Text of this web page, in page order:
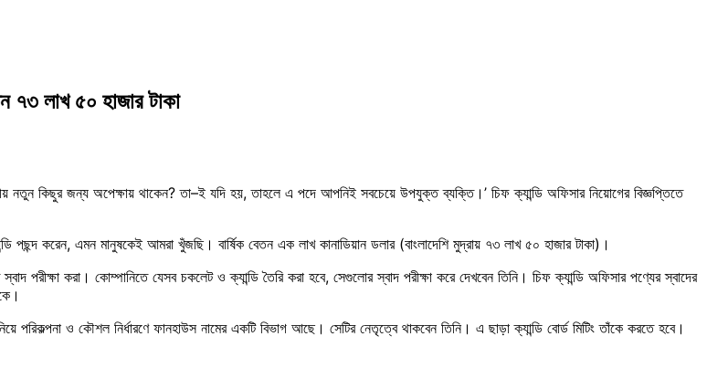
৭৩ লাখ ৫০ হাজার টাকা
নতুন কিছুর জন্য অপেক্ষায় থাকেন? তা–ই যদি হয়, তাহলে এ পদে আপনিই সবচেয়ে উপযুক্ত ব্যক্তি।’ চিফ ক্যান্ডি অফিসার নিয়োগের বিজ্ঞপ্তিতে
পছন্দ করেন, এমন মানুষকেই আমরা খুঁজছি। বার্ষিক বেতন এক লাখ কানাডিয়ান ডলার (বাংলাদেশি মুদ্রায় ৭৩ লাখ ৫০ হাজার টাকা)।
পরীক্ষা করা। কোম্পানিতে যেসব চকলেট ও ক্যান্ডি তৈরি করা হবে, সেগুলোর স্বাদ পরীক্ষা করে দেখবেন তিনি। চিফ ক্যান্ডি অফিসার পণ্যের স্বাদের
পরিকল্পনা ও কৌশল নির্ধারণে ফানহাউস নামের একটি বিভাগ আছে। সেটির নেতৃত্বে থাকবেন তিনি। এ ছাড়া ক্যান্ডি বোর্ড মিটিং তাঁকে করতে হবে।